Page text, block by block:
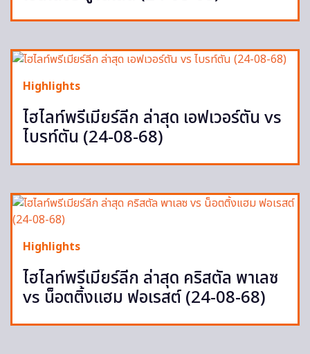
Highlights
ไฮไลท์พรีเมียร์ลีก ล่าสุด เอฟเวอร์ตัน vs
ไบรท์ตัน (24-08-68)
Highlights
ไฮไลท์พรีเมียร์ลีก ล่าสุด คริสตัล พาเลซ
vs น็อตติ้งแฮม ฟอเรสต์ (24-08-68)